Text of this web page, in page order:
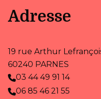
Adresse
19 rue Arthur
60240 PARNES
03 44 49 91 14
06 85 46 21 55